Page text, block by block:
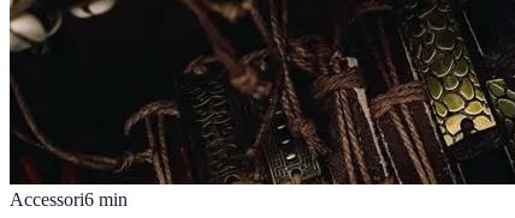
Accessori6 min